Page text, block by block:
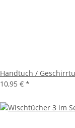
Handtuch /
10,95 € *